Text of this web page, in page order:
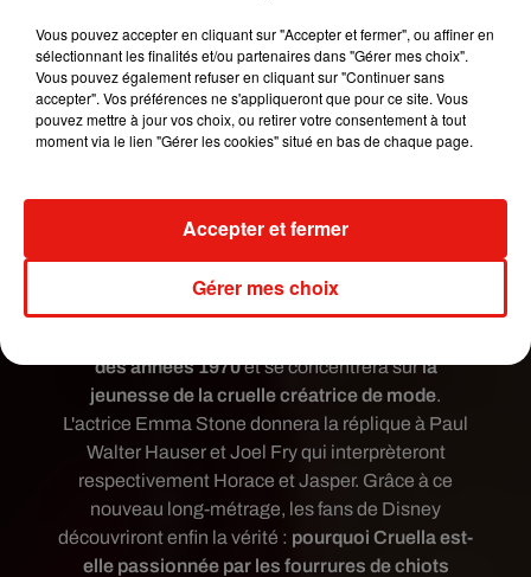
Voir cette publication sur Instagram
remake du célèbre dessin-animé
Dalmatiens. En effet, ce nouveau projet
des années 1970et se concentrera surla
jeunesse de la cruelle créatrice de mode.
L'actrice Emma Stone donnera la réplique à Paul
Walter Hauser et Joel Fry qui interprèteront
respectivement Horace et Jasper. Grâce à ce
nouveau long-métrage, les fans de Disney
découvriront enfin la vérité : pourquoi Cruella est-
elle passionnée par les fourrures de chiots
Vous pouvez accepter en cliquant sur "Accepter et fermer", ou affiner en
sélectionnant les finalités et/ou partenaires dans "Gérer mes choix".
Vous pouvez également refuser en cliquant sur "Continuer sans
accepter". Vos préférences ne s'appliqueront que pour ce site. Vous
pouvez mettre à jour vos choix, ou retirer votre consentement à tout
moment via le lien "Gérer les cookies" situé en bas de chaque page.
Gérer mes choix
Accepter et fermer